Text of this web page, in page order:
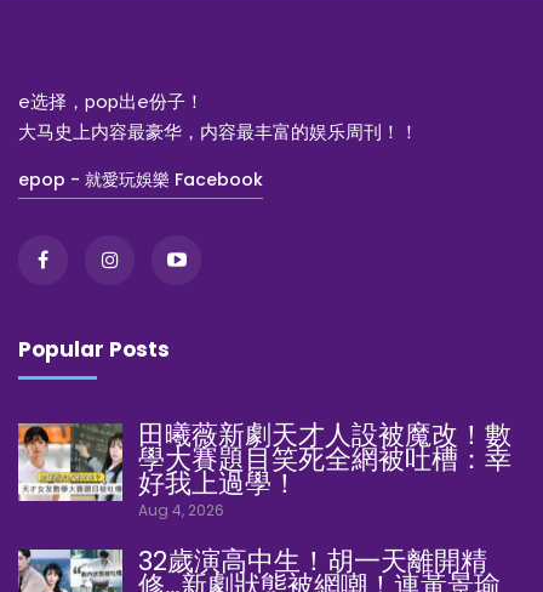
e选择，pop出e份子！
大马史上内容最豪华，内容最丰富的娱乐周刊！！
epop - 就愛玩娛樂 Facebook
Popular Posts
田曦薇新劇天才人設被魔改！數
學大賽題目笑死全網被吐槽：幸
好我上過學！
Aug 4, 2026
32歲演高中生！胡一天離開精